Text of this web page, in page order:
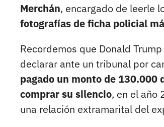
Merchán, encargado de leerle
fotografías de ficha policial
Recordemos que Donald
declarar ante un tribunal por
pagado un monto de 130.000
comprar su silencio, en el año
una relación extramarital del